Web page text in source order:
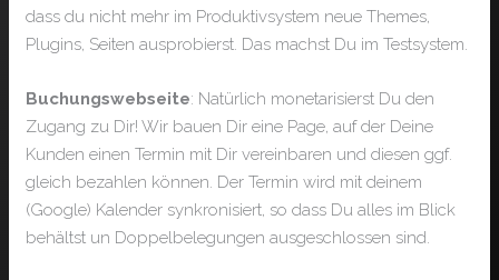
dass du nicht mehr im Produktivsystem neue Themes,
Plugins, Seiten ausprobierst. Das machst Du im Testsystem.
Buchungswebseite: Natürlich monetarisierst Du den
Zugang zu Dir! Wir bauen Dir eine Page, auf der Deine
Kunden einen Termin mit Dir vereinbaren und diesen ggf.
gleich bezahlen können. Der Termin wird mit deinem
(Google) Kalender synkronisiert, so dass Du alles im Blick
behältst un Doppelbelegungen ausgeschlossen sind.